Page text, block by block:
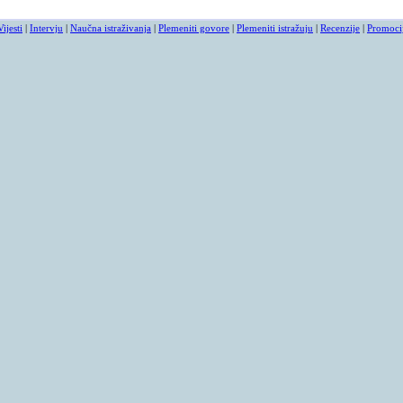
| Intervju | Naučna istraživanja | Plemeniti govore | Plemeniti istražuju | Recenzije |